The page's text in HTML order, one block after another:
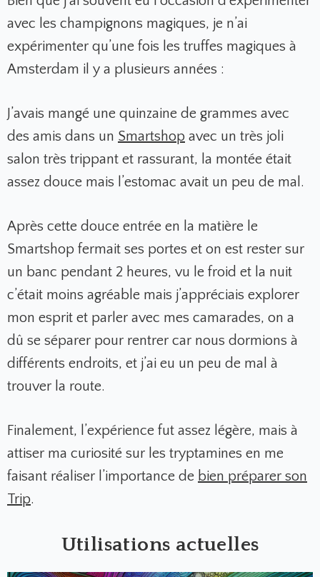
avec les champignons magiques, je n’ai
expérimenter qu’une fois les truffes magiques à
Amsterdam il y a plusieurs années :
J’avais mangé une quinzaine de grammes avec
des amis dans un Smartshop avec un très joli
salon très trippant et rassurant, la montée était
assez douce mais l’estomac avait un peu de mal.
Après cette douce entrée en la matière le
Smartshop fermait ses portes et on est rester sur
un banc pendant 2 heures, vu le froid et la nuit
c’était moins agréable mais j’appréciais explorer
mon esprit et parler avec mes camarades, on a
dû se séparer pour rentrer car nous dormions à
différents endroits, et j’ai eu un peu de mal à
trouver la route.
Finalement, l’expérience fut assez légère, mais à
attiser ma curiosité sur les tryptamines en me
faisant réaliser l’importance de bien préparer son
Trip.
Utilisations actuelles